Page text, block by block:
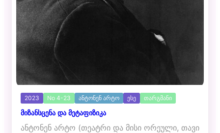
2023 No 4-23 ანტონენ არტო ესე თარგმანი
მიზანსცენა და მეტაფიზიკა
ანტონენ არტო (თეატრი და მისი ორეული, თავი